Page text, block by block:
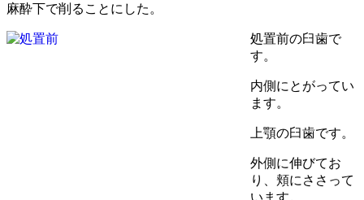
麻酔下で削ることにした。
処置前の臼歯で
す。
内側にとがってい
ます。
上顎の臼歯です。
外側に伸びてお
り、頬にささって
います。